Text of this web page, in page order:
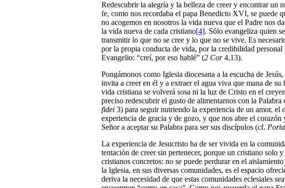
Redescubrir la alegría y la belleza de creer y encontrar un
fe, como nos recordaba el papa Benedicto XVI, se puede
no acogemos en nosotros la vida nueva que el Padre nos
la vida nueva de cada cristiano[4]. Sólo evangeliza quien
transmitir lo que no se cree y lo que no se vive. Es
por la propia conducta de vida, por la credibilidad
Evangelio: “creí, por eso hablé” (2 Cor4,13).
Pongámonos como Iglesia diocesana a la escucha de
invita a creer en él y a extraer el agua viva que mana de su
vida cristiana se volverá sosa ni la luz de Cristo en el
preciso redescubrir el gusto de alimentarnos con la
fidei 3) para seguir nutriendo la experiencia de un amor, el
experiencia de gracia y de gozo, y que nos abre el
Señor a aceptar su Palabra para ser sus discípulos (cf.
La experiencia de Jesucristo ha de ser vivida en la
tentación de creer sin pertenecer, porque un cristiano solo
cristianos concretos: no se puede perdurar en el
la Iglesia, en sus diversas comunidades, es el espacio
deriva la necesidad de que estas comunidades eclesiales